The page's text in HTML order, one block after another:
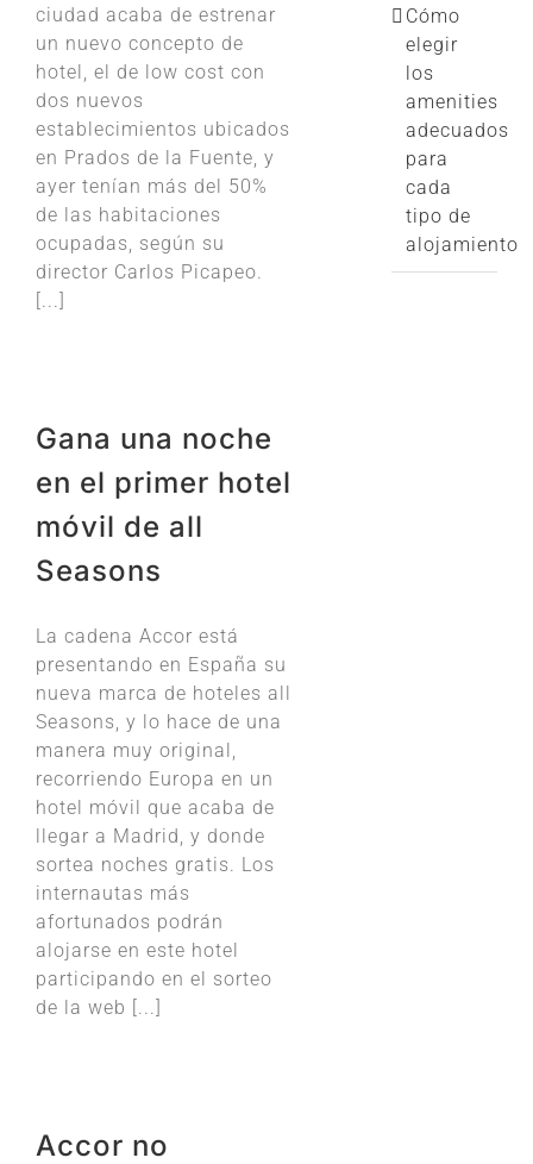
ciudad acaba de estrenar
un nuevo concepto de
hotel, el de low cost con
dos nuevos
establecimientos ubicados
en Prados de la Fuente, y
ayer tenían más del 50%
de las habitaciones
ocupadas, según su
director Carlos Picapeo.
[...]
Gana una noche
en el primer hotel
móvil de all
Seasons
La cadena Accor está
presentando en España su
nueva marca de hoteles all
Seasons, y lo hace de una
manera muy original,
recorriendo Europa en un
hotel móvil que acaba de
llegar a Madrid, y donde
sortea noches gratis. Los
internautas más
afortunados podrán
alojarse en este hotel
participando en el sorteo
de la web [...]
Accor no
Cómo
elegir
los
amenities
adecuados
para
cada
tipo de
alojamiento